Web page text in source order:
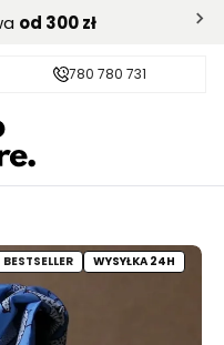
od 300 zł
dostawa od 300 zł
780 780 731
BESTSELLER WYSYŁKA 24H